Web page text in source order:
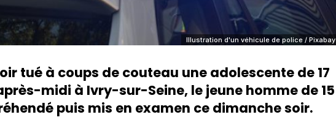
Illustration d'un véhicule de police / Pixabay
tué à coups de couteau une adolescente de 17
midi à Ivry-sur-Seine, le jeune homme de 15
puis mis en examen ce dimanche soir.